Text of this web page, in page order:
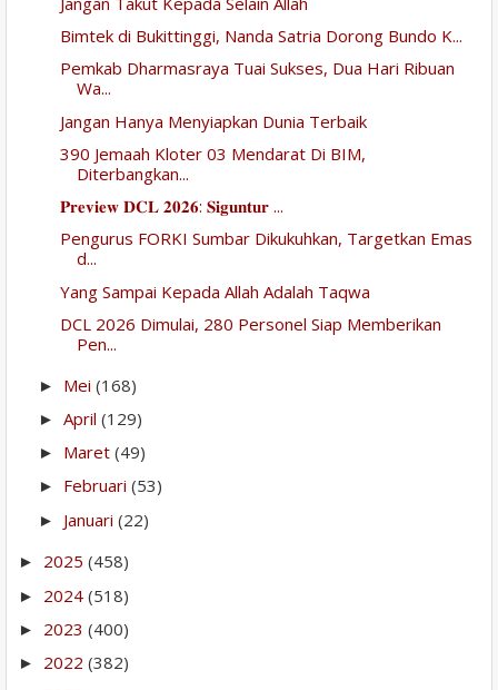
Bimtek di Bukittinggi, Nanda Satria Dorong Bundo K...
Pemkab Dharmasraya Tuai Sukses, Dua Hari Ribuan
Wa...
Jangan Hanya Menyiapkan Dunia Terbaik
390 Jemaah Kloter 03 Mendarat Di BIM,
Diterbangkan...
𝐏𝐫𝐞𝐯𝐢𝐞𝐰 𝐃𝐂𝐋 𝟐𝟎𝟐𝟔: 𝐒𝐢𝐠𝐮𝐧𝐭𝐮𝐫 ...
Pengurus FORKI Sumbar Dikukuhkan, Targetkan Emas
d...
Yang Sampai Kepada Allah Adalah Taqwa
DCL 2026 Dimulai, 280 Personel Siap Memberikan
Pen...
► Mei (168)
► April (129)
► Maret (49)
► Februari (53)
► Januari (22)
► 2025 (458)
► 2024 (518)
► 2023 (400)
► 2022 (382)